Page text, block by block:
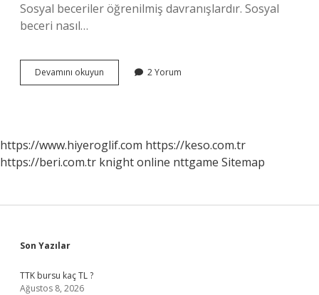
Sosyal beceriler öğrenilmiş davranışlardır. Sosyal
beceri nasıl…
Devamını okuyun
Beceri
2 Yorum
https://www.hiyeroglif.com https://keso.com.tr
https://beri.com.tr knight online nttgame Sitemap
Sidebar
Son Yazılar
TTK bursu kaç TL ?
Ağustos 8, 2026